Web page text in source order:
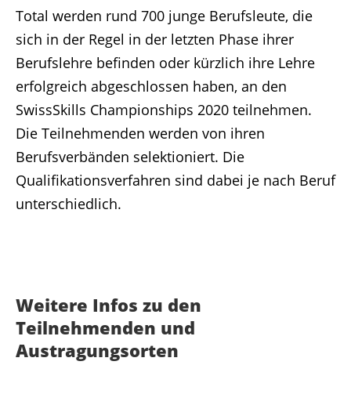
Total werden rund 700 junge Berufsleute, die
sich in der Regel in der letzten Phase ihrer
Berufslehre befinden oder kürzlich ihre Lehre
erfolgreich abgeschlossen haben, an den
SwissSkills Championships 2020 teilnehmen.
Die Teilnehmenden werden von ihren
Berufsverbänden selektioniert. Die
Qualifikationsverfahren sind dabei je nach Beruf
unterschiedlich.
Weitere Infos zu den
Teilnehmenden und
Austragungsorten